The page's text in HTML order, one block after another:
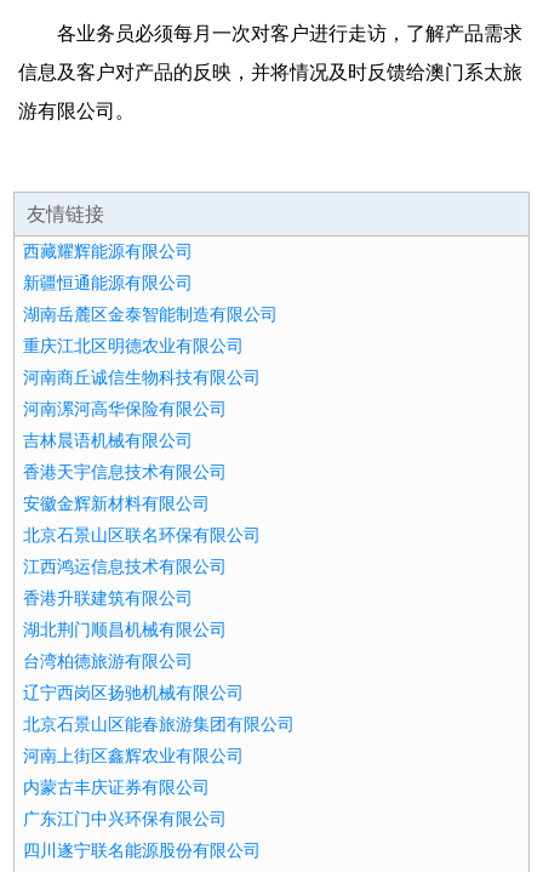
各业务员必须每月一次对客户进行走访，了解产品需求
信息及客户对产品的反映，并将情况及时反馈给澳门系太旅
游有限公司。
友情链接
西藏耀辉能源有限公司
新疆恒通能源有限公司
湖南岳麓区金泰智能制造有限公司
重庆江北区明德农业有限公司
河南商丘诚信生物科技有限公司
河南漯河高华保险有限公司
吉林晨语机械有限公司
香港天宇信息技术有限公司
安徽金辉新材料有限公司
北京石景山区联名环保有限公司
江西鸿运信息技术有限公司
香港升联建筑有限公司
湖北荆门顺昌机械有限公司
台湾柏德旅游有限公司
辽宁西岗区扬驰机械有限公司
北京石景山区能春旅游集团有限公司
河南上街区鑫辉农业有限公司
内蒙古丰庆证券有限公司
广东江门中兴环保有限公司
四川遂宁联名能源股份有限公司